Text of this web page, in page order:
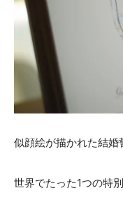
BLOG
ブログ
ACCESS
アクセス
千
似顔絵が描かれた結婚
世界でたった1つの特